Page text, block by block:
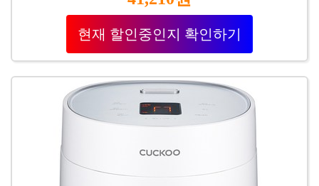
현재 할인중인지 확인하기